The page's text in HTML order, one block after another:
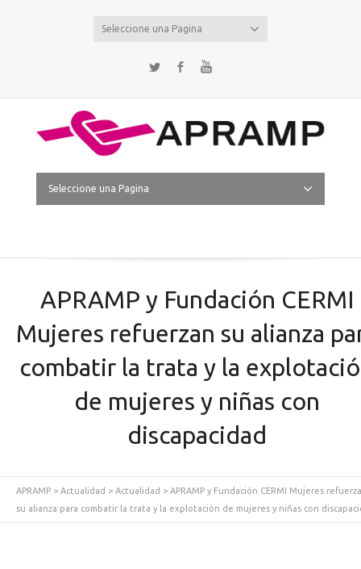
Seleccione una Pagina
Twitter Facebook
Seleccione una Pagina
APRAMP y Fundación CERMI
Mujeres refuerzan su alianza
combatir la trata y la
de mujeres y niñas con
discapacidad
APRAMP > Actualidad > Actualidad > APRAMP y Fundación CERMI Mujeres
su alianza para combatir la trata y la explotación de mujeres y niñas con